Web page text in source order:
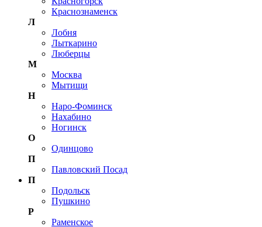
Краснознаменск
Л
Лобня
Лыткарино
Люберцы
М
Москва
Мытищи
Н
Наро-Фоминск
Нахабино
Ногинск
О
Одинцово
П
Павловский Посад
П
Подольск
Пушкино
Р
Раменское